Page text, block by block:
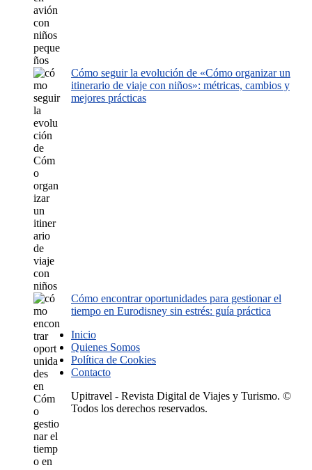
Cómo seguir la evolución de «Cómo organizar un
itinerario de viaje con niños»: métricas, cambios y
mejores prácticas
Cómo encontrar oportunidades para gestionar el
tiempo en Eurodisney sin estrés: guía práctica
Inicio
Quienes Somos
Política de Cookies
Contacto
Upitravel - Revista Digital de Viajes y Turismo. ©
Todos los derechos reservados.